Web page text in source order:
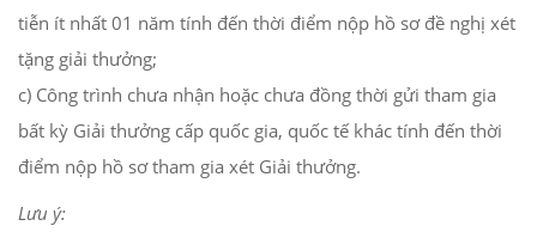
tiễn ít nhất 01 năm tính đến thời điểm nộp hồ sơ đề nghị xét
tặng giải thưởng;
c) Công trình chưa nhận hoặc chưa đồng thời gửi tham gia
bất kỳ Giải thưởng cấp quốc gia, quốc tế khác tính đến thời
điểm nộp hồ sơ tham gia xét Giải thưởng.
Lưu ý: